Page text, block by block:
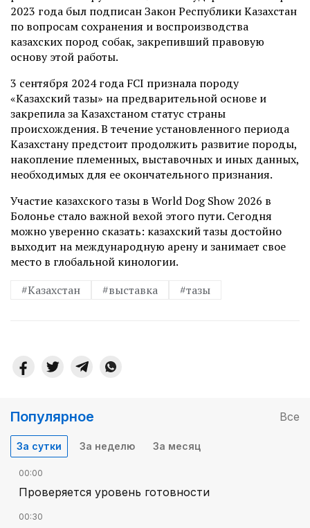
2023 года был подписан Закон Республики Казахстан
по вопросам сохранения и воспроизводства
казахских пород собак, закрепивший правовую
основу этой работы.
3 сентября 2024 года FCI признала породу
«Казахский тазы» на предварительной основе и
закрепила за Казахстаном статус страны
происхождения. В течение установленного периода
Казахстану предстоит продолжить развитие породы,
накопление племенных, выставочных и иных данных,
необходимых для ее окончательного признания.
Участие казахского тазы в World Dog Show 2026 в
Болонье стало важной вехой этого пути. Сегодня
можно уверенно сказать: казахский тазы достойно
выходит на международную арену и занимает свое
место в глобальной кинологии.
#Казахстан
#выставка #тазы
Популярное Все
За сутки За неделю За месяц
00:00
Проверяется уровень готовности
00:30